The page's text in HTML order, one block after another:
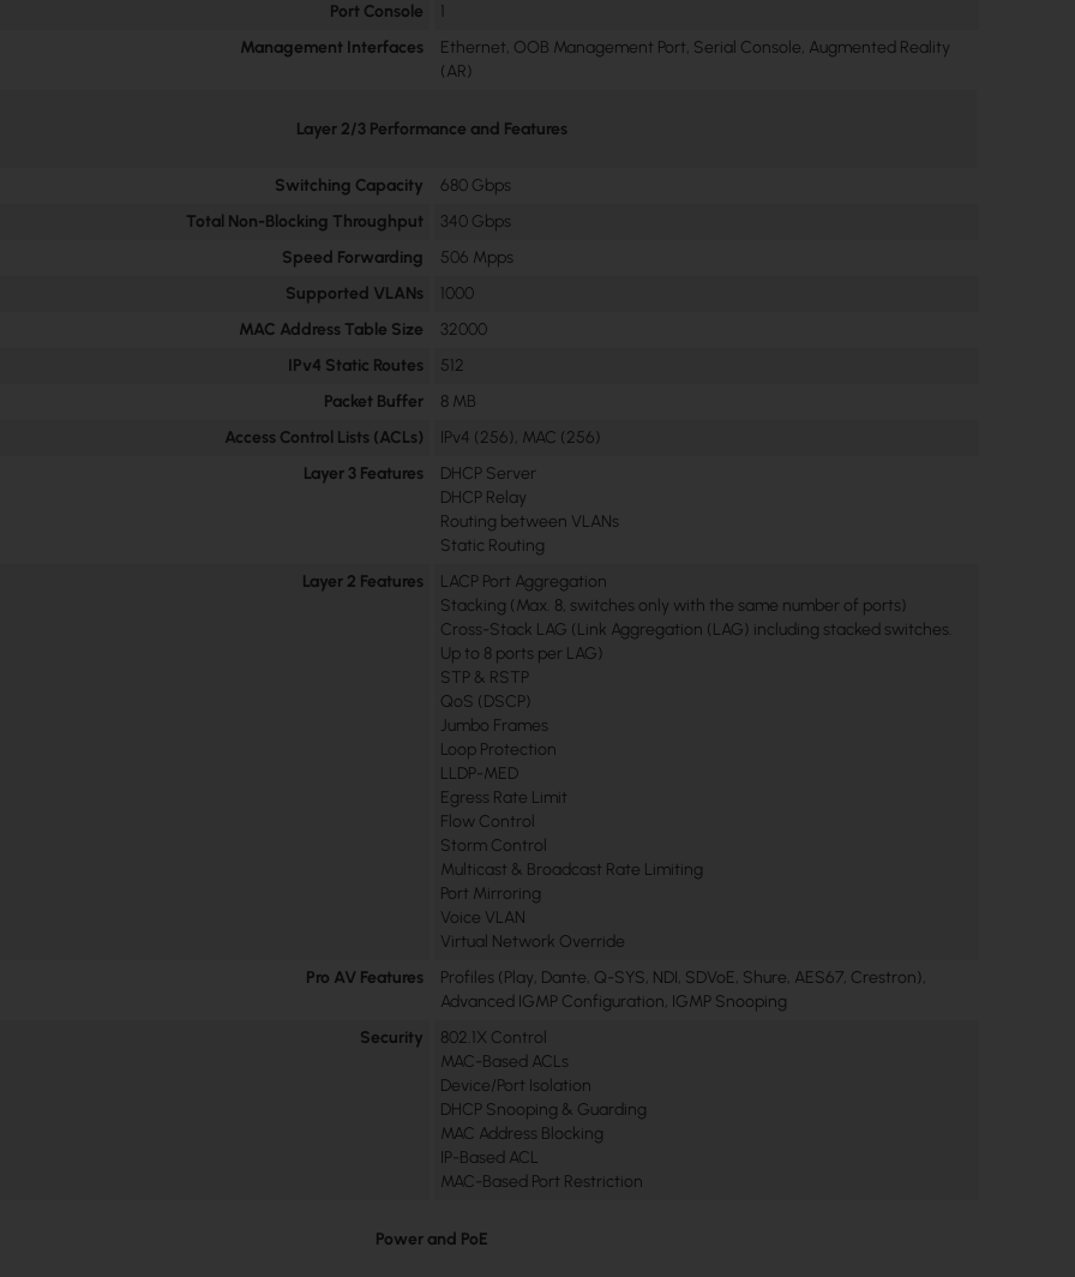
Port Console
1
Management Interfaces
Ethernet, OOB Management Port, Serial Console, Augmented Reality
(AR)
Layer 2/3 Performance and Features
Switching Capacity
680 Gbps
Total Non-Blocking Throughput
340 Gbps
Speed Forwarding
506 Mpps
Supported VLANs
1000
MAC Address Table Size
32000
IPv4 Static Routes
512
Packet Buffer
8 MB
Access Control Lists (ACLs)
IPv4 (256), MAC (256)
Layer 3 Features
DHCP Server
DHCP Relay
Routing between VLANs
Static Routing
Layer 2 Features
LACP Port Aggregation
Stacking (Max. 8, switches only with the same number of ports)
Cross-Stack LAG (Link Aggregation (LAG) including stacked switches.
Up to 8 ports per LAG)
STP & RSTP
QoS (DSCP)
Jumbo Frames
Loop Protection
LLDP-MED
Egress Rate Limit
Flow Control
Storm Control
Multicast & Broadcast Rate Limiting
Port Mirroring
Voice VLAN
Virtual Network Override
Pro AV Features
Profiles (Play, Dante, Q-SYS, NDI, SDVoE, Shure, AES67, Crestron),
Advanced IGMP Configuration, IGMP Snooping
Security
802.1X Control
MAC-Based ACLs
Device/Port Isolation
DHCP Snooping & Guarding
MAC Address Blocking
IP-Based ACL
MAC-Based Port Restriction
Power and PoE